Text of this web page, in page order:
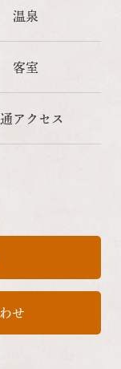
温泉
客室
アクセス
せ